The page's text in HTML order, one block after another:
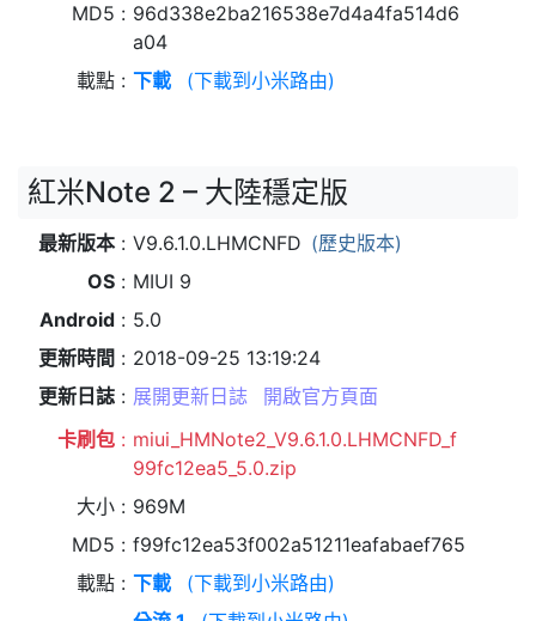
MD5
96d338e2ba216538e7d4a4fa514d6
a04
載點
下載 (下載到小米路由)
紅米Note 2 – 大陸穩定版
最新版本 V9.6.1.0.LHMCNFD (歷史版本)
OS
MIUI 9
Android
5.0
更新時間
2018-09-25 13:19:24
更新日誌
展開更新日誌
開啟官方頁面
卡刷包
miui_HMNote2_V9.6.1.0.LHMCNFD_f
99fc12ea5_5.0.zip
大小
969M
MD5
f99fc12ea53f002a51211eafabaef765
載點
下載
(下載到小米路由)